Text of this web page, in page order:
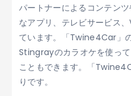
パートナーによるコンテン
なアプリ、テレビサービス
ています。「Twine4Car」
Stingrayのカラオケを使っ
こともできます。「
りです。